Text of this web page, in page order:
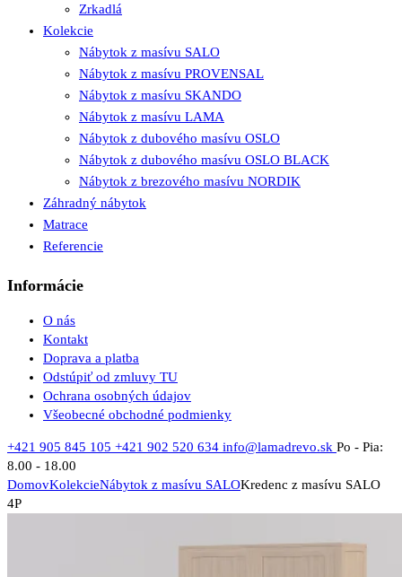
Zrkadlá
Kolekcie
Nábytok z masívu SALO
Nábytok z masívu PROVENSAL
Nábytok z masívu SKANDO
Nábytok z masívu LAMA
Nábytok z dubového masívu OSLO
Nábytok z dubového masívu OSLO BLACK
Nábytok z brezového masívu NORDIK
Záhradný nábytok
Matrace
Referencie
Informácie
O nás
Kontakt
Doprava a platba
Odstúpiť od zmluvy TU
Ochrana osobných údajov
Všeobecné obchodné podmienky
+421 905 845 105 +421 902 520 634 info@lamadrevo.sk Po - Pia:
8.00 - 18.00
DomovKolekcieNábytok z masívu SALOKredenc z masívu SALO
4P